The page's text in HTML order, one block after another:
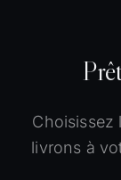
Choisissez
livrons à